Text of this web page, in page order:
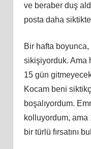
ve beraber duş
posta daha
Bir hafta boyunca,
sikişiyorduk. Ama
15 gün
Kocam beni
boşalıyordum.
kolluyordum,
bir türlü fırsatını